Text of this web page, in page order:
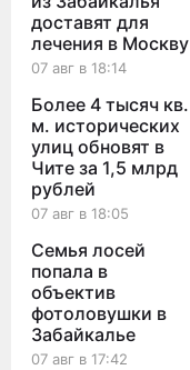
доставят для
лечения в Москву
07 авг в 18:14
Более 4 тысяч кв.
м. исторических
улиц обновят в
Чите за 1,5 млрд
рублей
07 авг в 18:05
Семья лосей
попала в
объектив
фотоловушки в
Забайкалье
07 авг в 17:42